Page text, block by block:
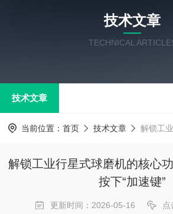
技术文章
TECHNICAL
技术文章
当前位置： 首页 技术文章 解锁工业行星式
解锁工业行星式球磨机的核心
按下“加速键”
更新时间：2026-05-16